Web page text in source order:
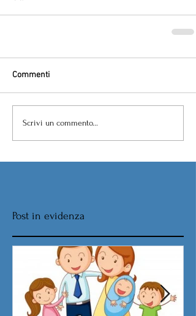
Commenti
Scrivi un commento...
Post in evidenza